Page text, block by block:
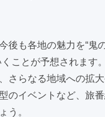
後も各地の魅力を“鬼
くことが予想されます
さらなる地域への拡
のイベントなど、旅
う。